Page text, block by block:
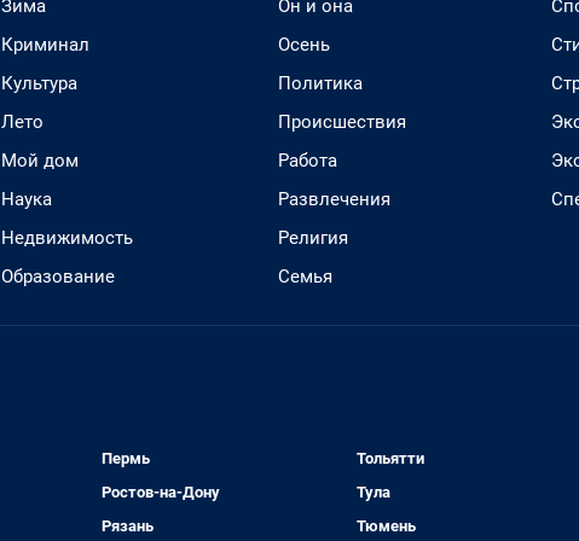
Зима
Криминал
Культура
Лето
Мой дом
Наука
Недвижимость
Образование
Он и она
Осень
Политика
Происшествия
Работа
Развлечения
Религия
Семья
Пермь
Ростов-на-Дону
Рязань
Тольятти
Тула
Тюмень